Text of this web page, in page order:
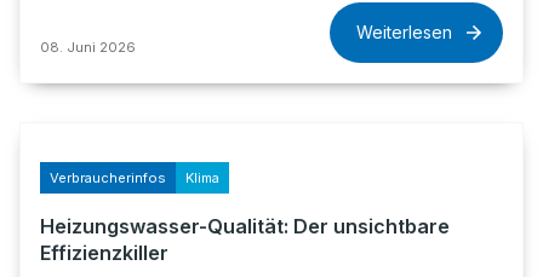
08. Juni 2026
Weiterlesen
Verbraucherinfos Klima
Heizungswasser-Qualität: Der unsichtbare
Effizienzkiller